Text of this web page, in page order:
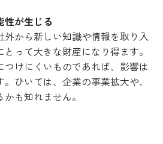
性が生じる
外から新しい知識や情報を取り入
って大きな財産になり得ます。
けにくいものであれば、影響は
ひいては、企業の事業拡大や、
も知れません。